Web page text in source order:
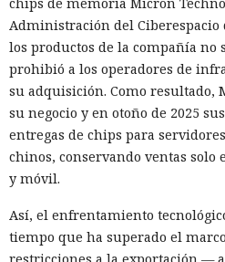
chips de memoria Micron
Administración del
los productos de la compañía
prohibió a los operadores de
su adquisición. Como resultado,
su negocio y en otoño de 2025
entregas de chips para
chinos, conservando ventas solo
y móvil.
Así, el enfrentamiento
tiempo que ha superado el